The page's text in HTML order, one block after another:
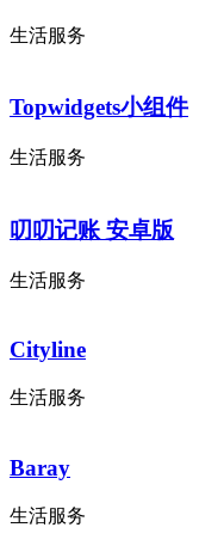
生活服务
Topwidgets小组件
生活服务
叨叨记账 安卓版
生活服务
Cityline
生活服务
Baray
生活服务